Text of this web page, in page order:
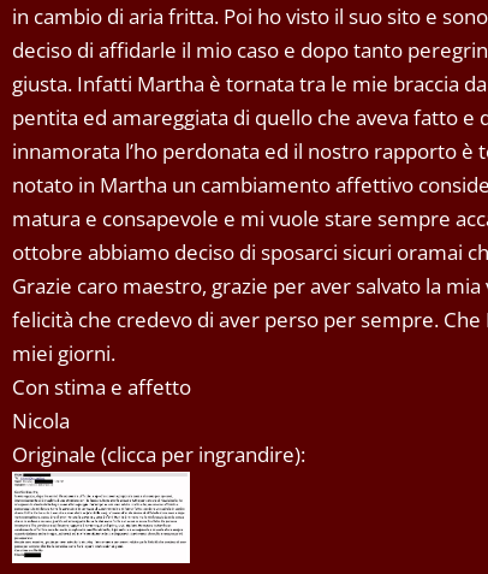
in cambio di aria fritta. Poi ho visto il suo sito e
deciso di affidarle il mio caso e dopo tanto
giusta. Infatti Martha è tornata tra le mie braccia
pentita ed amareggiata di quello che aveva fatto e
innamorata l’ho perdonata ed il nostro rapporto
notato in Martha un cambiamento affettivo
matura e consapevole e mi vuole stare sempre
ottobre abbiamo deciso di sposarci sicuri oramai
Grazie caro maestro, grazie per aver salvato la
felicità che credevo di aver perso per sempre.
miei giorni.
Con stima e affetto
Nicola
Originale (clicca per ingrandire):